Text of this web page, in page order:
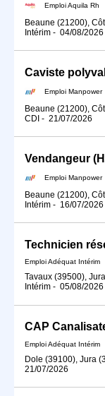
Emploi Aquila Rh
Beaune (21200),
Intérim - 04/08/2026
Caviste
Emploi Manpower
Beaune (21200),
CDI - 21/07/2026
Vendangeur
Emploi Manpower
Beaune (21200),
Intérim - 16/07/2026
Technicien
Emploi Adéquat Intérim
Tavaux (39500),
Intérim - 05/08/2026
CAP
Emploi Adéquat Intérim
Dole (39100), Jura
21/07/2026